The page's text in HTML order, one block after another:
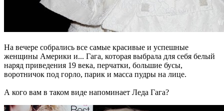
На вечере собрались все самые красивые и успешные
женщины Америки и... Гага, которая выбрала для себя белый
наряд приведения 19 века, перчатки, большие бусы,
воротничок под горло, парик и масса пудры на лице.
А кого вам в таком виде напоминает Леда Гага?